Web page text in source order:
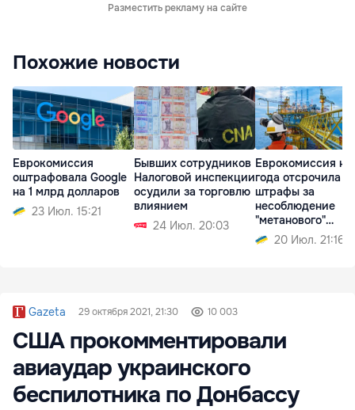
Разместить рекламу на сайте
Похожие новости
Еврокомиссия
оштрафовала Google
на 1 млрд долларов
23 Июл. 15:21
Бывших сотрудников
Налоговой инспекции
осудили за торговлю
влиянием
24 Июл. 20:03
Еврокомиссия на
года отсрочила
штрафы за
несоблюдение
"метанового"
регламента
20 Июл. 21:16
Gazeta 29 октября 2021, 21:30 10 003
США прокомментировали
авиаудар украинского
беспилотника по Донбассу